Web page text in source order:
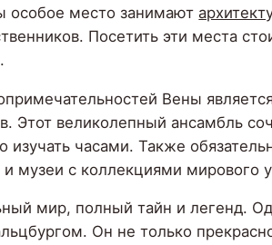
особое место занимают
Посетить эти места
Вены
Этот великолепный ансамбль
часами. Также
музеи с коллекциями мирового
мир, полный тайн и легенд.
Он не только